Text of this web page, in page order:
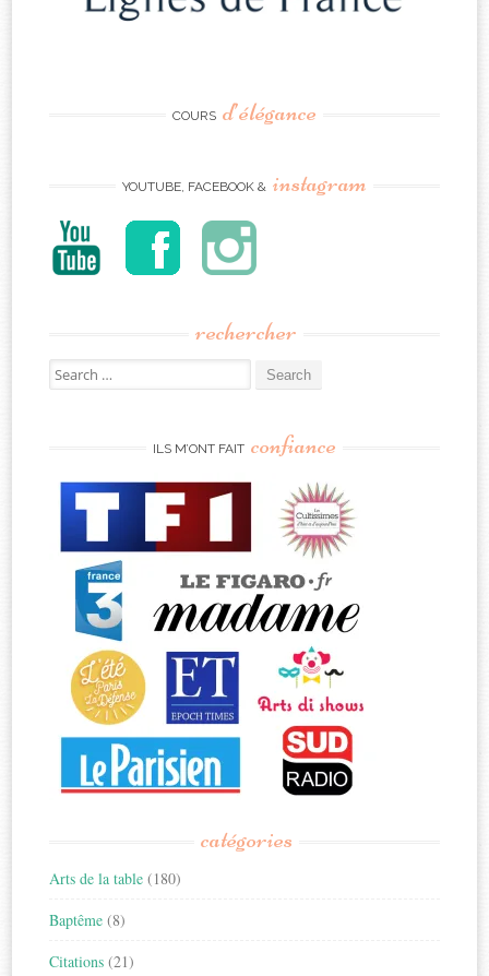
COURS d’élégance
YOUTUBE, FACEBOOK & instagram
rechercher
Search
for:
ILS M’ONT FAIT confiance
catégories
Arts de la table (180)
Baptême (8)
Citations (21)